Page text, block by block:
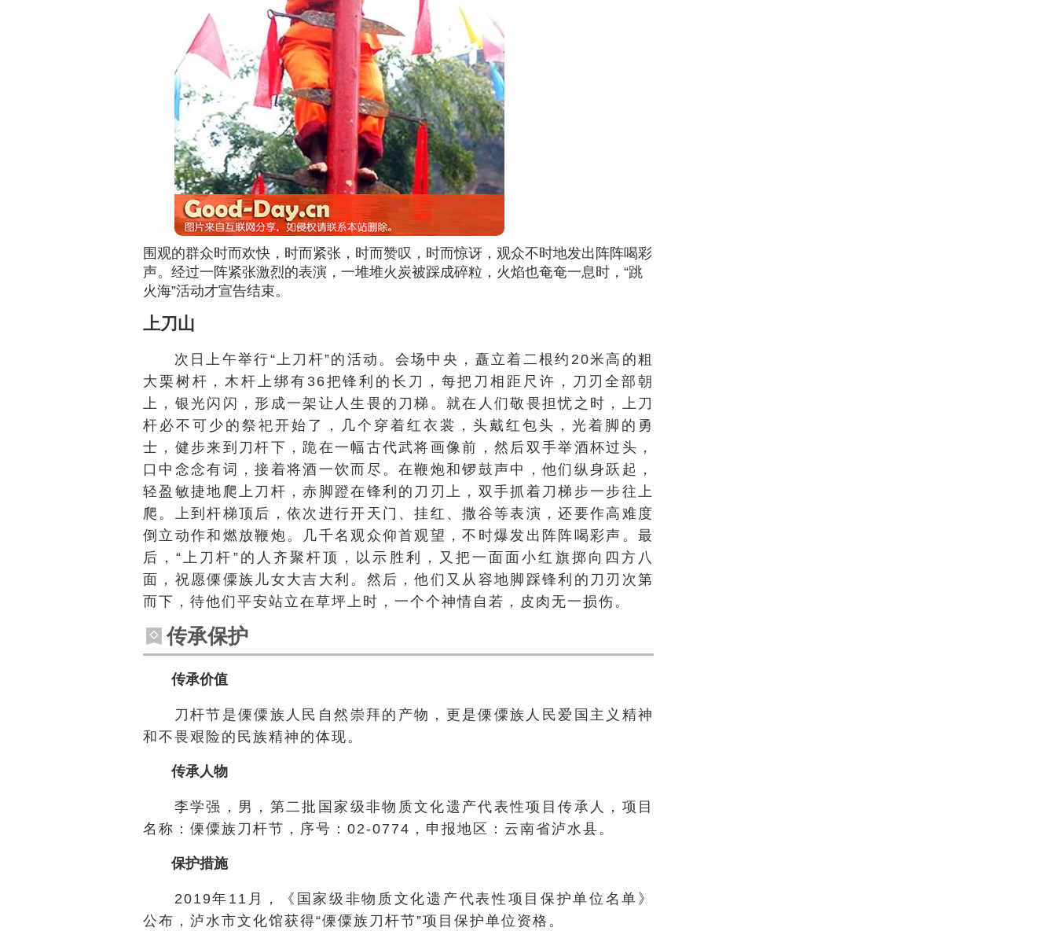
围观的群众时而欢快，时而紧张，时而赞叹，时而惊讶，观众不时地发出阵阵喝彩
声。经过一阵紧张激烈的表演，一堆堆火炭被踩成碎粒，火焰也奄奄一息时，“跳
火海”活动才宣告结束。
上刀山
次日上午举行“上刀杆”的活动。会场中央，矗立着二根约20米高的粗
大栗树杆，木杆上绑有36把锋利的长刀，每把刀相距尺许，刀刃全部朝
上，银光闪闪，形成一架让人生畏的刀梯。就在人们敬畏担忧之时，上刀
杆必不可少的祭祀开始了，几个穿着红衣裳，头戴红包头，光着脚的勇
士，健步来到刀杆下，跪在一幅古代武将画像前，然后双手举酒杯过头，
口中念念有词，接着将酒一饮而尽。在鞭炮和锣鼓声中，他们纵身跃起，
轻盈敏捷地爬上刀杆，赤脚蹬在锋利的刀刃上，双手抓着刀梯步一步往上
爬。上到杆梯顶后，依次进行开天门、挂红、撒谷等表演，还要作高难度
倒立动作和燃放鞭炮。几千名观众仰首观望，不时爆发出阵阵喝彩声。最
后，“上刀杆”的人齐聚杆顶，以示胜利，又把一面面小红旗掷向四方八
面，祝愿傈僳族儿女大吉大利。然后，他们又从容地脚踩锋利的刀刃次第
而下，待他们平安站立在草坪上时，一个个神情自若，皮肉无一损伤。
传承保护
传承价值
刀杆节是傈僳族人民自然崇拜的产物，更是傈僳族人民爱国主义精神
和不畏艰险的民族精神的体现。
传承人物
李学强，男，第二批国家级非物质文化遗产代表性项目传承人，项目
名称：傈僳族刀杆节，序号：02-0774，申报地区：云南省泸水县。
保护措施
2019年11月，《国家级非物质文化遗产代表性项目保护单位名单》
公布，泸水市文化馆获得“傈僳族刀杆节”项目保护单位资格。